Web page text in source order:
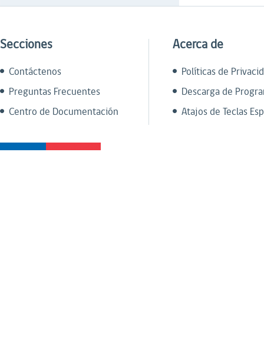
Secciones
Contáctenos
Preguntas Frecuentes
Centro de Documentación
Acerca de
Políticas de
Descarga de
Atajos de Teclas